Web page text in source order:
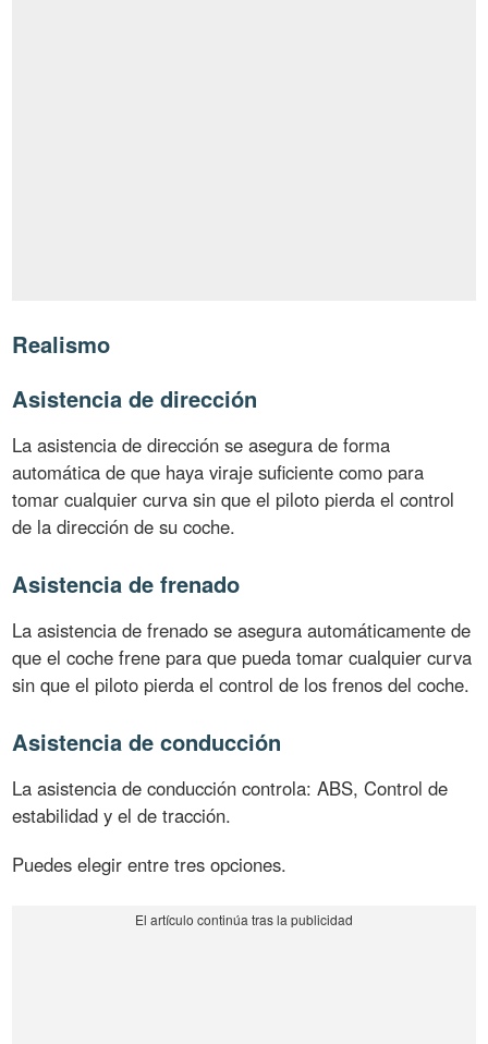
Realismo
Asistencia de dirección
La asistencia de dirección se asegura de forma
automática de que haya viraje suficiente como para
tomar cualquier curva sin que el piloto pierda el control
de la dirección de su coche.
Asistencia de frenado
La asistencia de frenado se asegura automáticamente de
que el coche frene para que pueda tomar cualquier curva
sin que el piloto pierda el control de los frenos del coche.
Asistencia de conducción
La asistencia de conducción controla: ABS, Control de
estabilidad y el de tracción.
Puedes elegir entre tres opciones.